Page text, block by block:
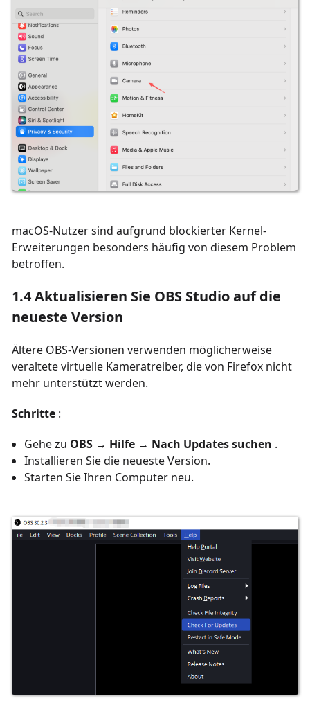
macOS-Nutzer sind aufgrund blockierter Kernel-
Erweiterungen besonders häufig von diesem Problem
betroffen.
1.4 Aktualisieren Sie OBS Studio auf die
neueste Version
Ältere OBS-Versionen verwenden möglicherweise
veraltete virtuelle Kameratreiber, die von Firefox nicht
mehr unterstützt werden.
Schritte :
Gehe zu OBS → Hilfe → Nach Updates suchen .
Installieren Sie die neueste Version.
Starten Sie Ihren Computer neu.